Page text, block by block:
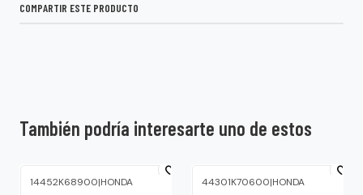
COMPARTIR ESTE PRODUCTO
También podría interesarte uno de estos
14452K68900|HONDA 44301K70600|HONDA